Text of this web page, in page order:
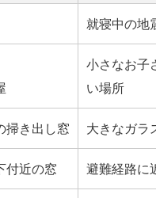
就寝中の地
小さなお子
い場所
掃き出し窓 大きなガラ
付近の窓 避難経路に